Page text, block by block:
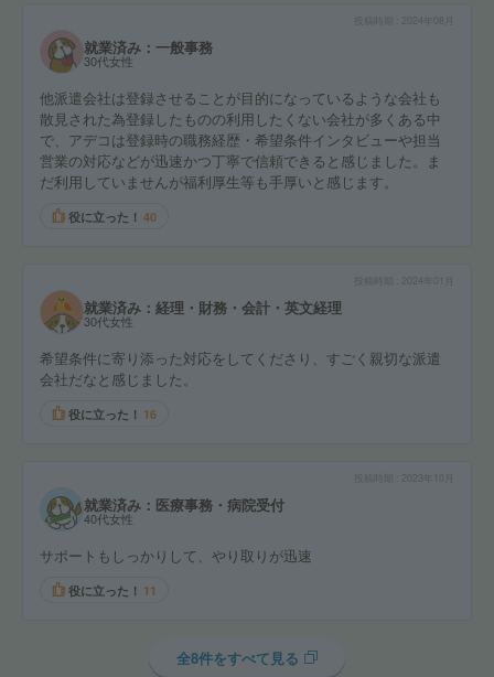
2024年08月
就業済み：一般事務
30代女性
他派遣会社は登録させることが目的になっているような会社も
散見された為登録したものの利用したくない会社が多くある中
で、アデコは登録時の職務経歴・希望条件インタビューや担当
営業の対応などが迅速かつ丁寧で信頼できると感じました。ま
だ利用していませんが福利厚生等も手厚いと感じます。
役に立った！ 40
2024年01月
就業済み：経理・財務・会計・英文経理
30代女性
希望条件に寄り添った対応をしてくださり、すごく親切な派遣
会社だなと感じました。
役に立った！ 16
2023年10月
就業済み：医療事務・病院受付
40代女性
サポートもしっかりして、やり取りが迅速
役に立った！ 11
全8件をすべて見る